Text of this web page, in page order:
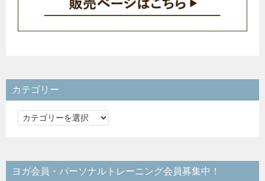
カテゴリー
カ
リ
ー
ヨガ会員・パーソナルトレーニング会員募集中！